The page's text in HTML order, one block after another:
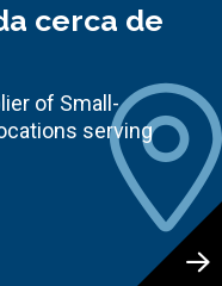
cerca de
of Small-
serving